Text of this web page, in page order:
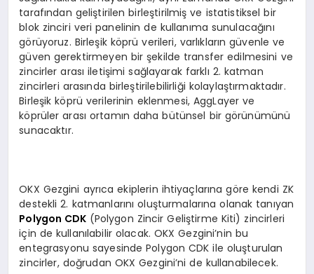
tarafından geliştirilen birleştirilmiş ve istatistiksel bir
blok zinciri veri panelinin de kullanıma sunulacağını
görüyoruz. Birleşik köprü verileri, varlıkların güvenle ve
güven gerektirmeyen bir şekilde transfer edilmesini ve
zincirler arası iletişimi sağlayarak farklı 2. katman
zincirleri arasında birleştirilebilirliği kolaylaştırmaktadır.
Birleşik köprü verilerinin eklenmesi, AggLayer ve
köprüler arası ortamın daha bütünsel bir görünümünü
sunacaktır.
OKX Gezgini ayrıca ekiplerin ihtiyaçlarına göre kendi ZK
destekli 2. katmanlarını oluşturmalarına olanak tanıyan
Polygon CDK (Polygon Zincir Geliştirme Kiti) zincirleri
için de kullanılabilir olacak. OKX Gezgini’nin bu
entegrasyonu sayesinde Polygon CDK ile oluşturulan
zincirler, doğrudan OKX Gezgini’ni de kullanabilecek.